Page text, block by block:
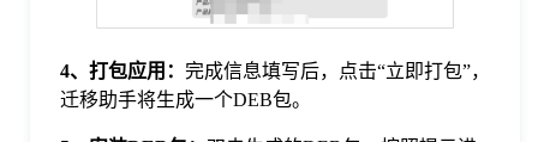
4、 打包应用： 完成信息填写后，点击“立即打包”，
迁移助手将生成一个DEB包。